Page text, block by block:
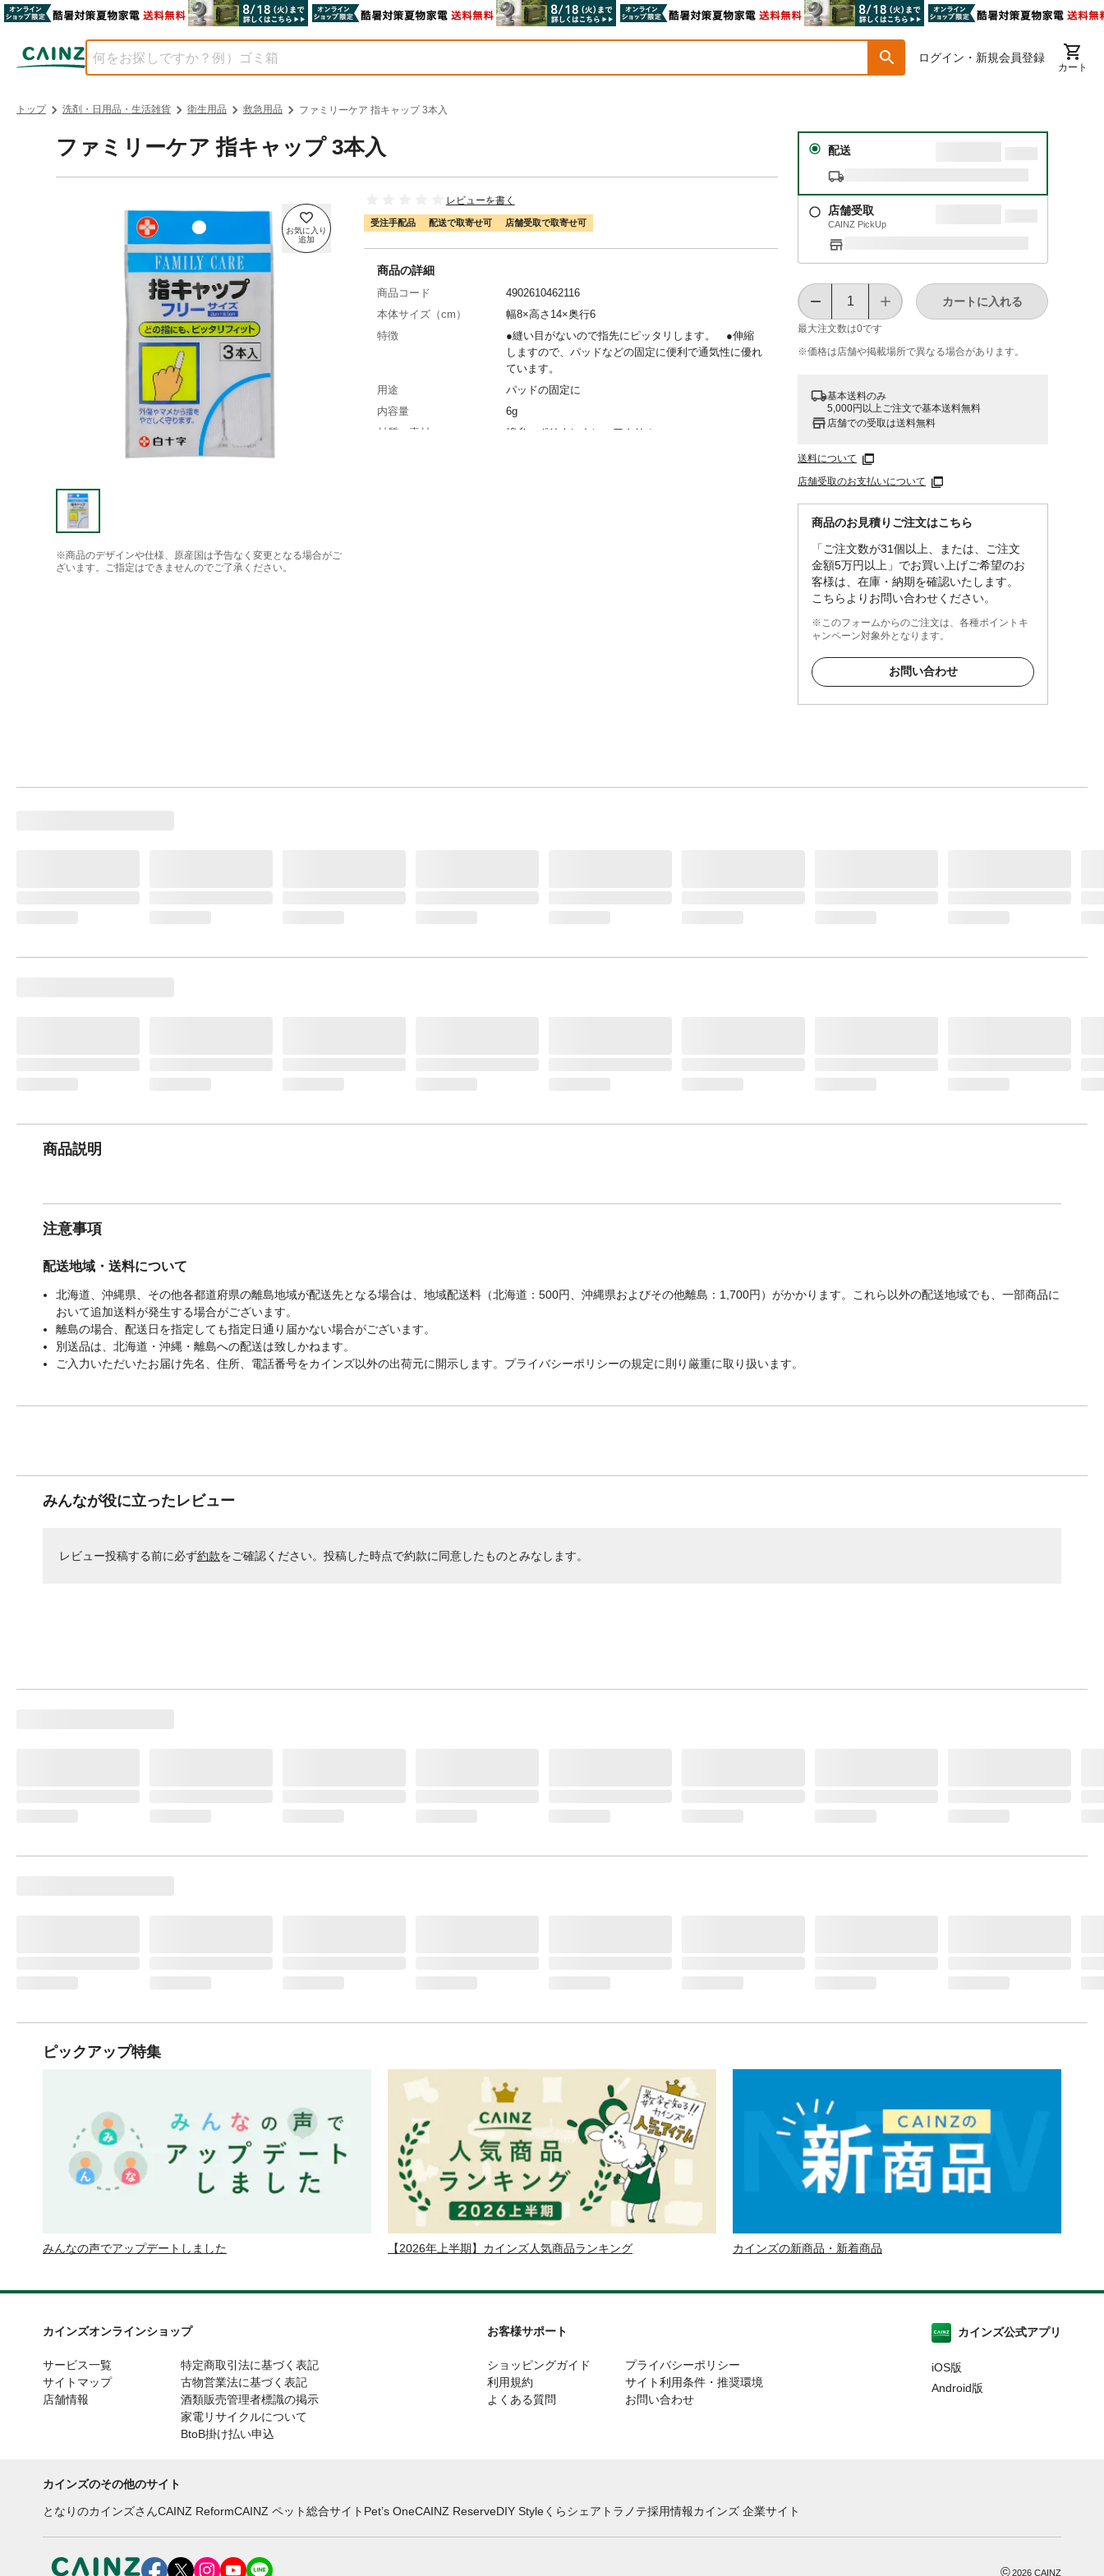
ログイン・新規会員登録
カート
トップ 洗剤・日用品・生活雑貨 衛生用品 救急用品 ファミリーケア 指キャップ 3本入
ファミリーケア 指キャップ 3本入
※商品のデザインや仕様、原産国は予告なく変更となる場合がご
ざいます。ご指定はできませんのでご了承ください。
レビューを書く
受注手配品 配送で取寄せ可 店舗受取で取寄せ可
配送
店舗受取
CAINZ PickUp
最大注文数は0です
カートに入れる
※価格は​店舗や​掲載場所で​異なる​場合が​あります。
基本送料のみ
5,000円以上ご注文で基本送料無料
店舗での受取は送料無料
送料について
店舗受取のお支払いについて
商品のお見積りご注文はこちら
「ご注文数が31個以上、または、ご注文
金額5万円以上」でお買い上げご希望のお
客様は、在庫・納期を確認いたします。
こちらよりお問い合わせください。
※このフォームからのご注文は、各種ポイントキ
ャンペーン対象外となります。
お問い合わせ
商品の詳細
商品コード
4902610462116
本体サイズ（cm）
幅8×高さ14×奥行6
特徴
●縫い目がないので指先にピッタリします。 ●伸縮
しますので、パッドなどの固定に便利で通気性に優れ
ています。
用途
パッドの固定に
内容量
6g
材質・素材
綿糸・ポリウレタン・アクリル
商品説明
注意事項
配送地域・送料について
北海道、沖縄県、その他各都道府県の離島地域が配送先となる場合は、地域配送料（北海道：500円、沖縄県およびその他離島：1,700円）がかかります。これら以外の配送地域でも、一部商品に
おいて追加送料が発生する場合がございます。
離島の場合、配送日を指定しても指定日通り届かない場合がございます。
別送品は、北海道・沖縄・離島への配送は致しかねます。
ご入力いただいたお届け先名、住所、電話番号をカインズ以外の出荷元に開示します。プライバシーポリシーの規定に則り厳重に取り扱います。
みんなが役に立ったレビュー
レビュー投稿する前に必ず約款をご確認ください。投稿した時点で約款に同意したものとみなします。
ピックアップ特集
みんなの声でアップデートしました 【2026年上半期】カインズ人気商品ランキング カインズの新商品・新着商品
カインズオンラインショップ
サービス一覧
サイトマップ
店舗情報
特定商取引法に基づく表記
古物営業法に基づく表記
酒類販売管理者標識の掲示
家電リサイクルについて
BtoB掛け払い申込
お客様サポート
ショッピングガイド
利用規約
よくある質問
プライバシーポリシー
サイト利用条件・推奨環境
お問い合わせ
カインズ公式アプリ
iOS版
Android版
カインズのその他のサイト
となりのカインズさんCAINZ ReformCAINZ ペット総合サイト Pet’s OneCAINZ ReserveDIY Styleくらシェア トラノテ採用情報カインズ 企業サイト
©2026 CAINZ